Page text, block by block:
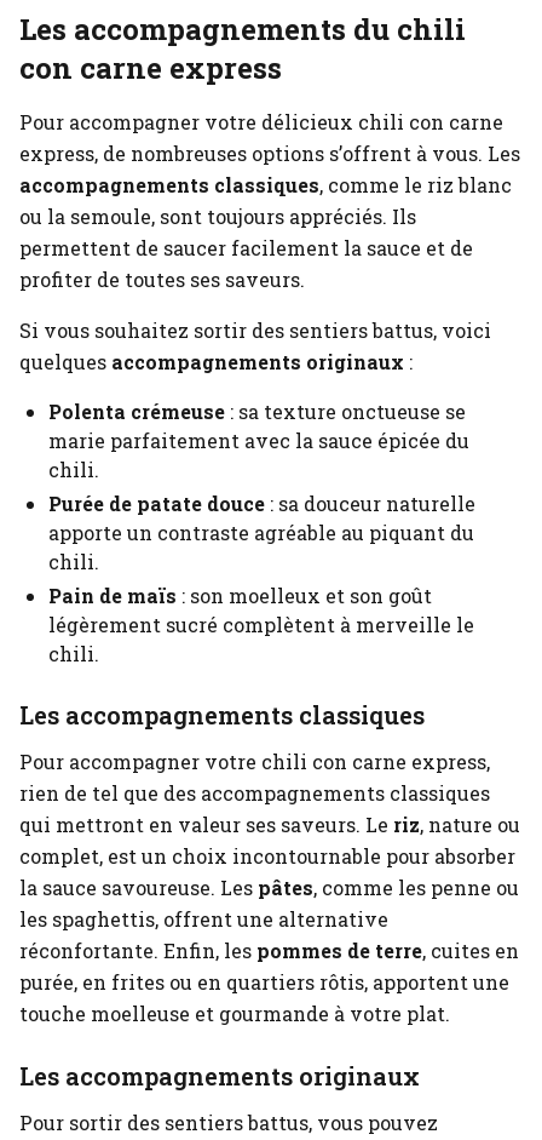
Les accompagnements du chili
con carne express
Pour accompagner votre délicieux chili con carne
express, de nombreuses options s’offrent à vous. Les
accompagnements classiques, comme le riz blanc
ou la semoule, sont toujours appréciés. Ils
permettent de saucer facilement la sauce et de
profiter de toutes ses saveurs.
Si vous souhaitez sortir des sentiers battus, voici
quelques accompagnements originaux :
Polenta crémeuse : sa texture onctueuse se
marie parfaitement avec la sauce épicée du
chili.
Purée de patate douce : sa douceur naturelle
apporte un contraste agréable au piquant du
chili.
Pain de maïs : son moelleux et son goût
légèrement sucré complètent à merveille le
chili.
Les accompagnements classiques
Pour accompagner votre chili con carne express,
rien de tel que des accompagnements classiques
qui mettront en valeur ses saveurs. Le riz, nature ou
complet, est un choix incontournable pour absorber
la sauce savoureuse. Les pâtes, comme les penne ou
les spaghettis, offrent une alternative
réconfortante. Enfin, les pommes de terre, cuites en
purée, en frites ou en quartiers rôtis, apportent une
touche moelleuse et gourmande à votre plat.
Les accompagnements originaux
Pour sortir des sentiers battus, vous pouvez